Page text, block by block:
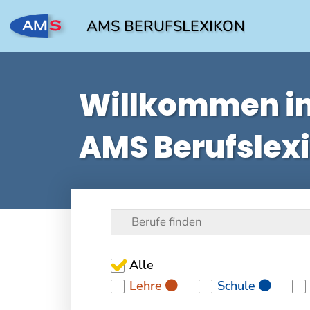
AMS BERUFSLEXIKON
Willkommen
AMS
Alle
Lehre
Schule